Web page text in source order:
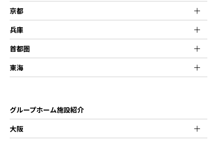
京都
兵庫
首都圏
東海
グループホーム施設紹介
大阪